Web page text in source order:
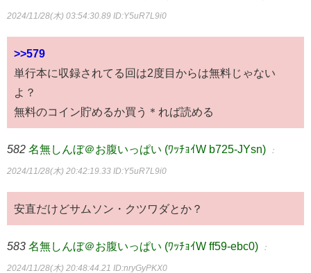
2024/11/28(木) 03:54:30.89 ID:Y5uR7L9i0
>>579
単行本に収録されてる回は2度目からは無料じゃない
よ？
無料のコイン貯めるか買う＊れば読める
582 名無しんぼ＠お腹いっぱい (ﾜｯﾁｮｲW b725-JYsn) ：
2024/11/28(木) 20:42:19.33 ID:Y5uR7L9i0
安直だけどサムソン・クツワダとか？
583 名無しんぼ＠お腹いっぱい (ﾜｯﾁｮｲW ff59-ebc0) ：
2024/11/28(木) 20:48:44.21 ID:nryGyPKX0